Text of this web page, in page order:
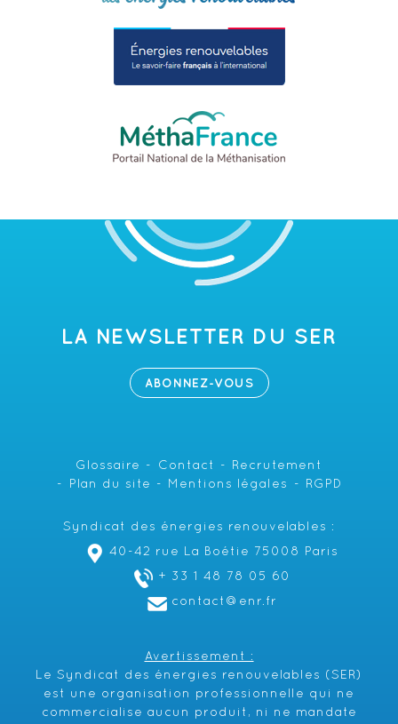
LA NEWSLETTER DU SER
ABONNEZ-VOUS
Glossaire Contact
Recrutement
Plan du site
Mentions légales RGPD
Syndicat des énergies renouvelables :
40-42 rue La Boétie 75008 Paris
+ 33 1 48 78 05 60
contact@enr.fr
Avertissement :
Le Syndicat des énergies renouvelables (SER)
est une organisation professionnelle qui ne
commercialise aucun produit, ni ne mandate